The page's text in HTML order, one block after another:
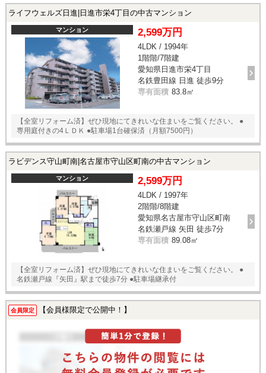
ライフウェルズ日進|日進市栄4丁目の中古マンション
マンション 2,599万円
4LDK / 1994年
1階階/7階建
愛知県日進市栄4丁目
名鉄豊田線 日進 徒歩9分
専有面積 83.8㎡
【全室リフォーム済】ぜひ現地にてきれいな住まいをご覧ください。 ●
専用庭付きの4ＬＤＫ ●駐車場1台確保済（月額7500円）
ラビデンス守山町南|名古屋市守山区町南の中古マンション
マンション 2,599万円
4LDK / 1997年
2階階/8階建
愛知県名古屋市守山区町南
名鉄瀬戸線 矢田 徒歩7分
専有面積 89.08㎡
【全室リフォーム済】ぜひ現地にてきれいな住まいをご覧ください。 ●
名鉄瀬戸線『矢田』駅まで徒歩7分 ●駐車場継承付
会員限定 【会員様限定で公開中！】